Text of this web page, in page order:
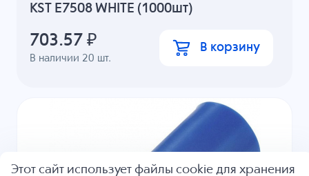
KST E7508 WHITE (1000шт)
В наличии 20 шт.
703.57 ₽ В корзину
Этот сайт использует файлы cookie для хранения